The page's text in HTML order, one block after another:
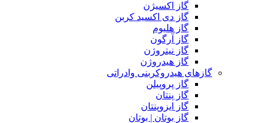
گاز اکسیژن
گاز دی اکسید کربن
گاز هلیوم
گاز آرگون
گاز نیتروژن
گاز هیدروژن
گازهای هیدروکربنی وادراتی
گاز پروپیلن
گاز پنتان
گاز ایزوپنتان
گاز بوتان | بوتان